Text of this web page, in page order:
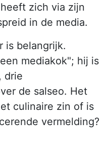
zich via zijn
in de media.
is belangrijk.
mediakok"; hij is
drie
de salseo. Het
culinaire zin of is
vermelding?